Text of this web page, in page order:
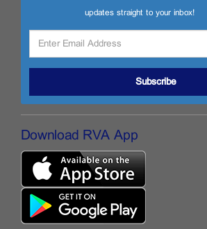
updates straight to your inbox!
Subscribe
Download RVA App